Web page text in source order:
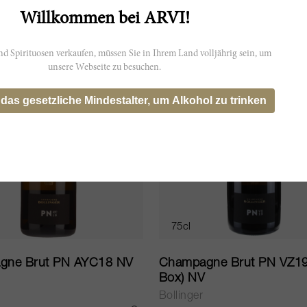
CHF 193.50
Brut PN AYC18 NV
75cl
Champagne Brut PN
Box) NV
Bollinger
Willkommen bei ARVI!
Spirituosen verkaufen, müssen Sie in Ihrem Land volljährig sein, um
unsere Webseite zu besuchen.
das gesetzliche Mindestalter, um Alkohol zu trinken